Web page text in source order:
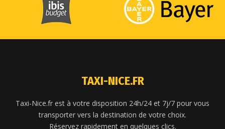
TAXI-NICE.FR
Taxi-Nice.fr est à votre disposition 24h/24 et 7j/7 pour vous
transporter vers la destination de votre choix.
Réservez rapidement en quelques clics.